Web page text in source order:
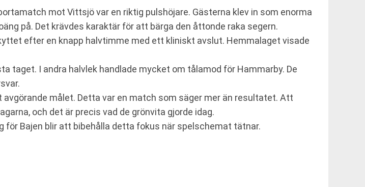
mot Vittsjö var en riktig pulshöjare. Gästerna klev in som enorma
på. Det krävdes karaktär för att bärga den åttonde raka segern.
efter en knapp halvtimme med ett kliniskt avslut. Hemmalaget visade
taget. I andra halvlek handlade mycket om tålamod för Hammarby. De
målet. Detta var en match som säger mer än resultatet. Att
och det är precis vad de grönvita gjorde idag.
Bajen blir att bibehålla detta fokus när spelschemat tätnar.